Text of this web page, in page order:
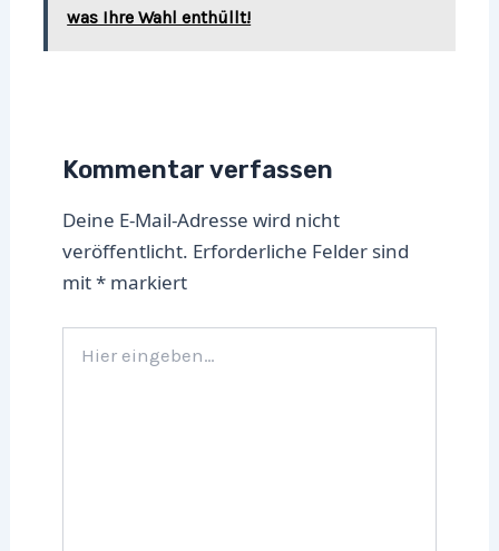
was Ihre Wahl enthüllt!
Kommentar verfassen
Deine E-Mail-Adresse wird nicht
veröffentlicht. Erforderliche Felder sind
mit* markiert
eingeben…